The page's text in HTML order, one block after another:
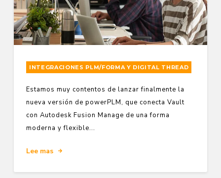
INTEGRACIONES PLM/FORMA Y DIGITAL THREAD
Estamos muy contentos de lanzar finalmente la
nueva versión de powerPLM, que conecta Vault
con Autodesk Fusion Manage de una forma
moderna y flexible...
Lee mas